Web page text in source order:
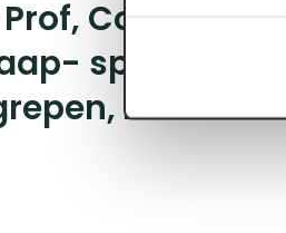
Comfort
2 x